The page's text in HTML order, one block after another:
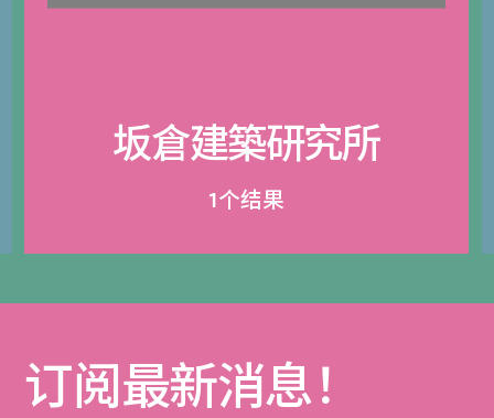
坂倉建築研究所
1个结果
订阅最新消息！